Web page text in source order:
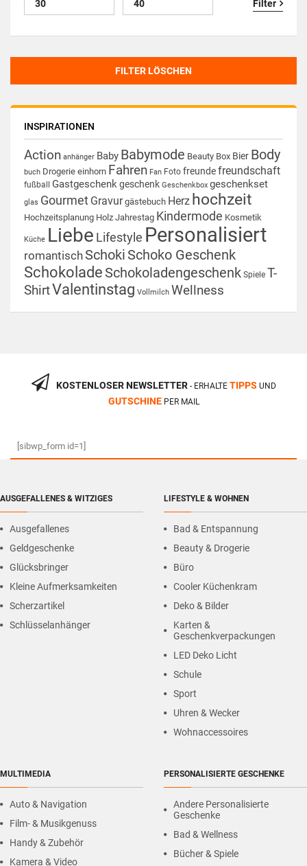
Filter
FILTER LÖSCHEN
INSPIRATIONEN
Action anhänger Baby Babymode Beauty Box Bier Body
buch Drogerie einhorn Fahren Fan Foto freundefreundschaft
fußball Gastgeschenkgeschenk Geschenkbox geschenkset
glas Gourmet Gravur gästebuch Herz hochzeit
Hochzeitsplanung Holz Jahrestag Kindermode Kosmetik
Küche Liebe Lifestyle Personalisiert
romantisch Schoki Schoko Geschenk
Schokolade Schokoladengeschenk Spiele T-
ShirtValentinstag Vollmilch Wellness
KOSTENLOSER NEWSLETTER- ERHALTE TIPPS UND
GUTSCHINEPER MAIL
[sibwp_form id=1]
AUSGEFALLENES & WITZIGES
Ausgefallenes
Geldgeschenke
Glücksbringer
Kleine Aufmerksamkeiten
Scherzartikel
Schlüsselanhänger
LIFESTYLE & WOHNEN
Bad & Entspannung
Beauty & Drogerie
Büro
Cooler Küchenkram
Deko & Bilder
Karten &
Geschenkverpackungen
LED Deko Licht
Schule
Sport
Uhren & Wecker
Wohnaccessoires
MULTIMEDIA
Auto & Navigation
Film- & Musikgenuss
Handy & Zubehör
Kamera & Video
PERSONALISIERTE GESCHENKE
Andere Personalisierte
Geschenke
Bad & Wellness
Bücher & Spiele